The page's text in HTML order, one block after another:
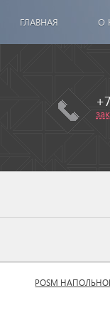
ГЛАВНАЯ О
POSM